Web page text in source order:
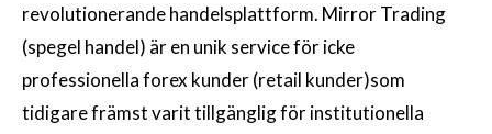
revolutionerande handelsplattform. Mirror Trading
(spegel handel) är en unik service för icke
professionella forex kunder (retail kunder)som
tidigare främst varit tillgänglig för institutionella